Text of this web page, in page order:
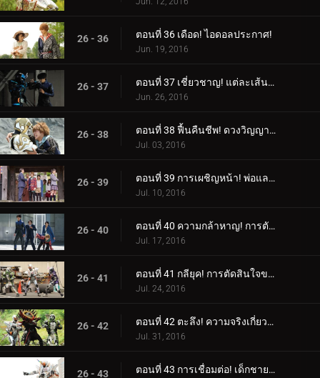
26 - 36 ตอนที่ 36 เดือด! ไอดอลประกาศ!
Jun. 19, 2016
26 - 37 ตอนที่ 37 เชี่ยวชาญ! แต่ละเส้นทางของพวกเขา!
Jun. 26, 2016
26 - 38 ตอนที่ 38 ฟื้นคืนชีพ! ดวงวิญญาณแห่งแสงสว่าง!
Jul. 03, 2016
26 - 39 ตอนที่ 39 การเผชิญหน้า! พ่อและลูกสาว!
Jul. 10, 2016
26 - 40 ตอนที่ 40 ความกล้าหาญ! การตัดสินใจอย่างกล้าหาญ!
Jul. 17, 2016
26 - 41 ตอนที่ 41 กลียุค! การตัดสินใจของหัวหน้า!
Jul. 24, 2016
26 - 42 ตอนที่ 42 ตะลึง! ความจริงเกี่ยวกับฤาษี!
Jul. 31, 2016
26 - 43 ตอนที่ 43 การเชื่อมต่อ! เด็กชายอัจฉริยะ!